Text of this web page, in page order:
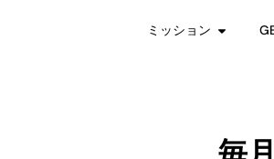
ミッション